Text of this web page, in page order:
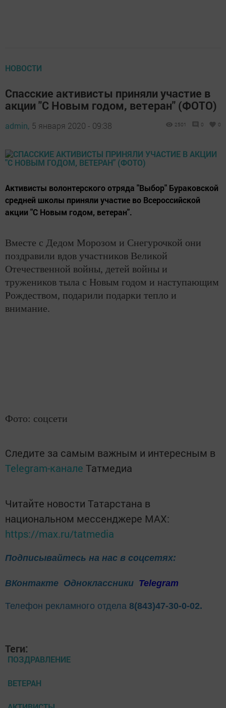
НОВОСТИ
Спасские активисты приняли участие в
акции "С Новым годом, ветеран" (ФОТО)
admin, 5 января 2020 - 09:38 2501 0 0
Активисты волонтерского отряда "Выбор" Бураковской
средней школы приняли участие во Всероссийской
акции "С Новым годом, ветеран".
Вместе с Дедом Морозом и Снегурочкой они
поздравили вдов участников Великой
Отечественной войны, детей войны и
тружеников тыла с Новым годом и наступающим
Рождеством, подарили подарки тепло и
внимание.
Фото: соцсети
Следите за самым важным и интересным в
Telegram-канале Татмедиа
Читайте новости Татарстана в
национальном мессенджере MАХ:
https://max.ru/tatmedia
Подписывайтесь на нас в соцсетях:
ВКонтакте Одноклассники Telegram
Телефон рекламного отдела 8(843)47-30-0-02.
Теги:
ПОЗДРАВЛЕНИЕ
ВЕТЕРАН